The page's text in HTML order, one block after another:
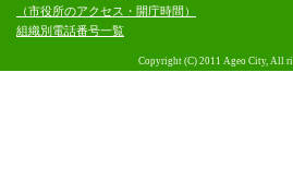
（市役所のアクセス・開庁時間）
組織別電話番号一覧
Copyright (C) 2011 Ageo City, All